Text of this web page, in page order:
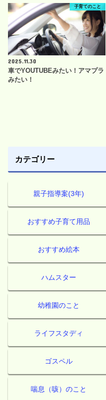
子育てのこと
2025.11.30
車でYOUTUBEみたい！アマプラ
みたい！
カテゴリー
親子指導案(3年)
おすすめ子育て用品
おすすめ絵本
ハムスター
幼稚園のこと
ライフスタディ
ゴスペル
喘息（咳）のこと